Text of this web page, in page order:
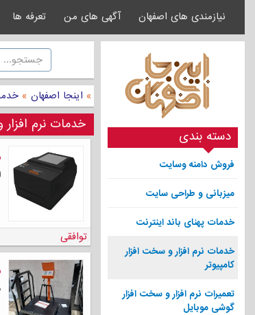
نیازمندی های اصفهان آگهی های من تعرفه ها
دسته بندی
فروش دامنه وسایت
میزبانی و طراحی سایت
خدمات پهنای باند اینترنت
خدمات نرم افزار و سخت افزار
کامپیوتر
تعمیرات نرم افزار و سخت افزار
گوشی موبایل
» اینجا اصفهان »
خدمات نرم افزار
توافقی